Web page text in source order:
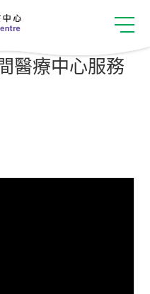
醫療中心服務